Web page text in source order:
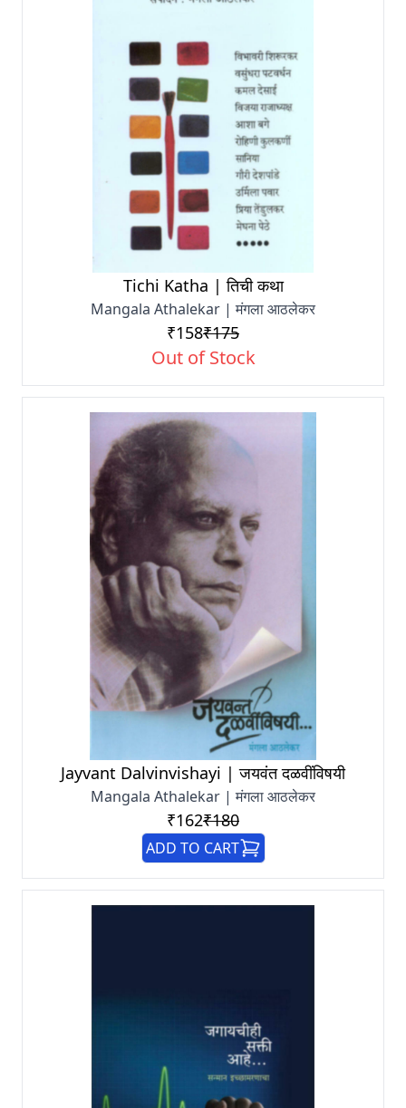
Tichi Katha | तिची कथा
Mangala Athalekar | मंगला आठलेकर
₹158₹175
Out of Stock
Jayvant Dalvinvishayi | जयवंत दळवींविषयी
Mangala Athalekar | मंगला आठलेकर
₹162₹180
ADD TO CART